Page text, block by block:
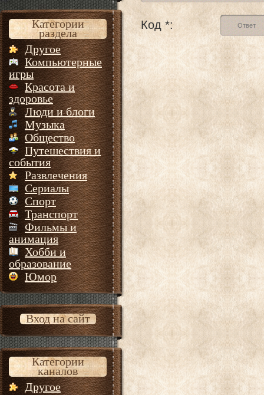
Категории
раздела
Другое
Компьютерные
игры
Красота и
здоровье
Люди и блоги
Музыка
Общество
Путешествия и
события
Развлечения
Сериалы
Спорт
Транспорт
Фильмы и
анимация
Хобби и
образование
Юмор
Вход на сайт
Категории
каналов
Другое
Код *: